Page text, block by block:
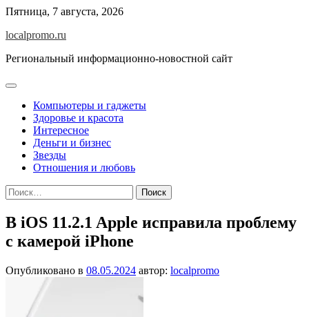
Перейти
содержимому
Пятница, 7 августа, 2026
localpromo.ru
Региональный информационно-новостной сайт
Компьютеры и гаджеты
Здоровье и красота
Интересное
Деньги и бизнес
Звезды
Отношения и любовь
Найти:
В iOS 11.2.1 Apple исправила проблему
с камерой iPhone
Опубликовано в 08.05.2024 автор: localpromo